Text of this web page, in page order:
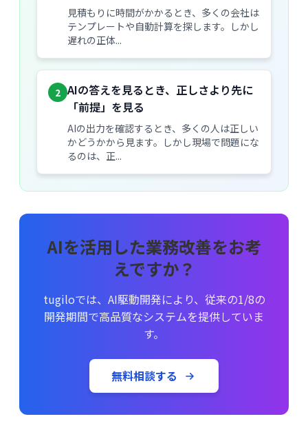
見積もりに時間がかかるとき、多くの会社は
テンプレートや自動計算を探します。しかし
遅れの正体...
2 AIの答えを見るとき、正しさより先に
「前提」を見る
AIの出力を確認するとき、多くの人は正しい
かどうかから見ます。しかし現場で問題にな
るのは、正...
AIを活用した業務改善をお考
えですか？
tugiloでは、AI駆動開発により、従来の1/8の
開発期間で高品質なシステムを提供していま
す。
無料相談する